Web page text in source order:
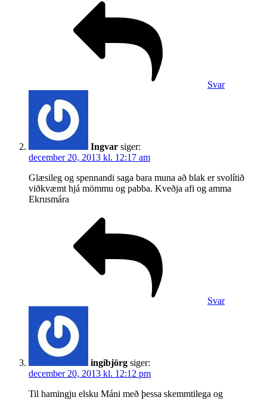
Svar
Ingvar siger:
december 20, 2013 kl. 12:17 am
Glæsileg og spennandi saga bara muna að blak er svolítið
viðkvæmt hjá mömmu og pabba. Kveðja afi og amma
Ekrusmára
Svar
ingibjörg siger:
december 20, 2013 kl. 12:12 pm
Til hamingju elsku Máni með þessa skemmtilega og